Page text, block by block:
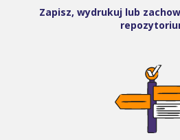
Zapisz, wydrukuj lub